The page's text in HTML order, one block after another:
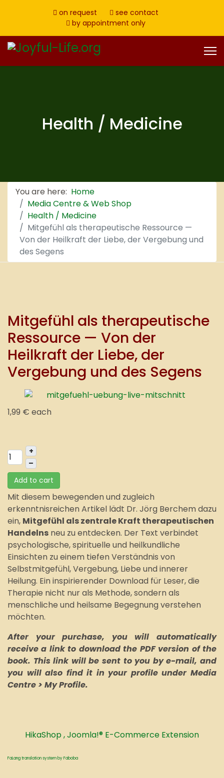
on request
see contact
by appointment only
Health / Medicine
You are here: Home
Media Centre & Web Shop
Health / Medicine
Mitgefühl als therapeutische Ressource —
Von der Heilkraft der Liebe, der Vergebung und
des Segens
Mitgefühl als therapeutische
Ressource — Von der
Heilkraft der Liebe, der
Vergebung und des Segens
1,99 € each
+
–
Add to cart
Mit diesem bewegenden und zugleich
erkenntnisreichen Artikel lädt Dr. Jörg Berchem dazu
ein, Mitgefühl als zentrale Kraft therapeutischen
Handelns neu zu entdecken. Der Text verbindet
psychologische, spirituelle und heilkundliche
Einsichten zu einem tiefen Verständnis von
Selbstmitgefühl, Vergebung, Liebe und innerer
Heilung. Ein inspirierender Download für Leser, die
Therapie nicht nur als Methode, sondern als
menschliche und heilsame Begegnung verstehen
möchten.
After your purchase, you will automatically
receive a link to download the PDF version of the
book. This link will be sent to you by e-mail, and
you will also find it in your profile under Media
Centre > My Profile.
HikaShop , Joomla!® E-Commerce Extension
FaLang translation system by Faboba